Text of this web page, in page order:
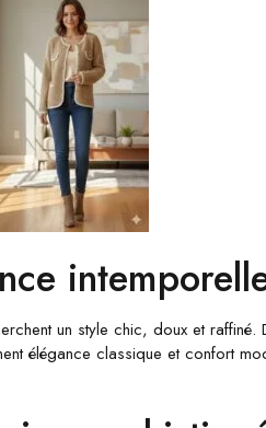
un style chic, doux et
élégance classique et confort